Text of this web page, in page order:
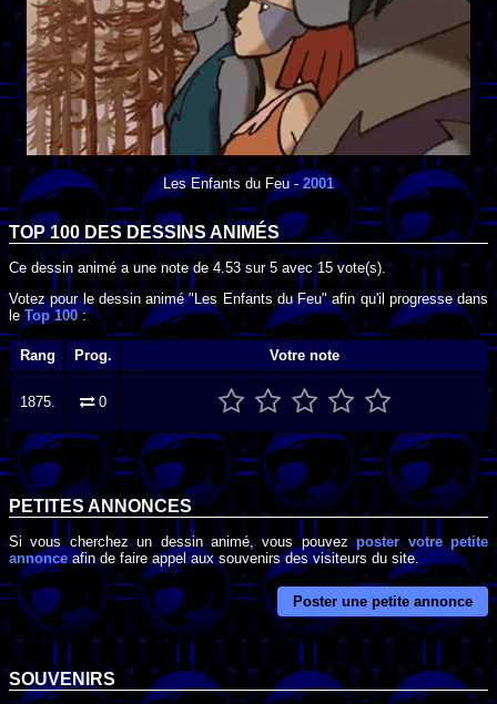
Les Enfants du Feu - 2001
TOP 100 DES DESSINS ANIMÉS
Ce dessin animé a une note de 4.53sur5 avec15 vote(s).
Votez pour le dessin animé "Les Enfants du Feu" afin qu'il progresse dans
leTop 100:
Rang Prog. Votre note
1875. 0
PETITES ANNONCES
Si vous cherchez un dessin animé, vous pouvezposter votre petite
annonce afin de faire appel aux souvenirs des visiteurs du site.
Poster une petite annonce
SOUVENIRS